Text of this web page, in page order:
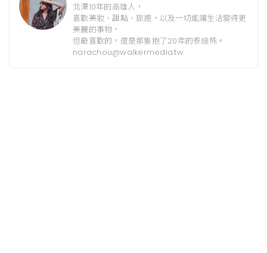
北漂10年的高雄人，
喜歡美妝、甜點、旅遊，以及一切能讓生活變得更
美麗的事物，
但最喜歡的，還是那隻抱了20年的泰迪熊。
narachou@walkermedia.tw